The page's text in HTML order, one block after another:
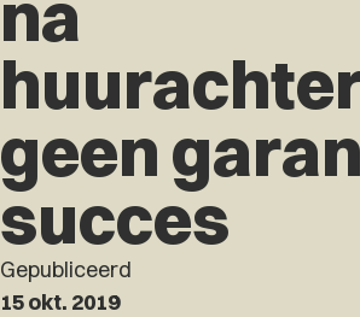
geen
succes
Gepubliceerd
15 okt. 2019